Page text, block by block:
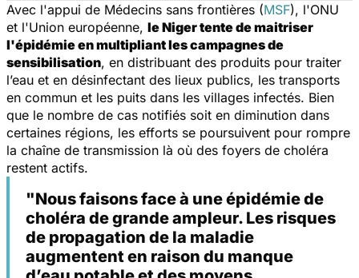
Avec l'appui de Médecins sans frontières (MSF), l'ONU
et l'Union européenne, le Niger tente de maitriser
l'épidémie en multipliant les campagnes de
sensibilisation, en distribuant des produits pour traiter
l’eau et en désinfectant des lieux publics, les transports
en commun et les puits dans les villages infectés. Bien
que le nombre de cas notifiés soit en diminution dans
certaines régions, les efforts se poursuivent pour rompre
la chaîne de transmission là où des foyers de choléra
restent actifs.
"Nous faisons face à une épidémie de
choléra de grande ampleur. Les risques
de propagation de la maladie
augmentent en raison du manque